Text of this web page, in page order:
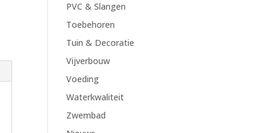
PVC & Slangen
Toebehoren
Tuin & Decoratie
Vijverbouw
Voeding
Waterkwaliteit
Zwembad